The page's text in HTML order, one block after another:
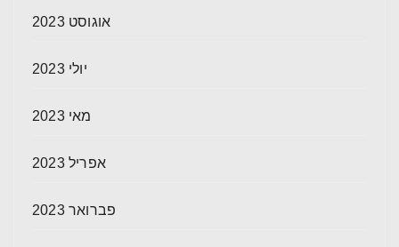
אוגוסט 2023
יולי 2023
מאי 2023
אפריל 2023
פברואר 2023